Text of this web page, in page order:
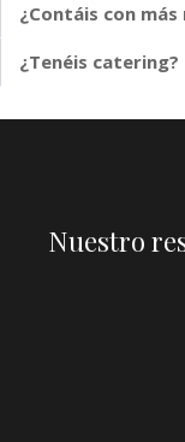
¿Contáis con
¿Tenéis catering?
Nuestro